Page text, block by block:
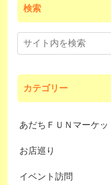
検索
カテゴリー
あだちＦＵＮマーケッ
お店巡り
イベント訪問